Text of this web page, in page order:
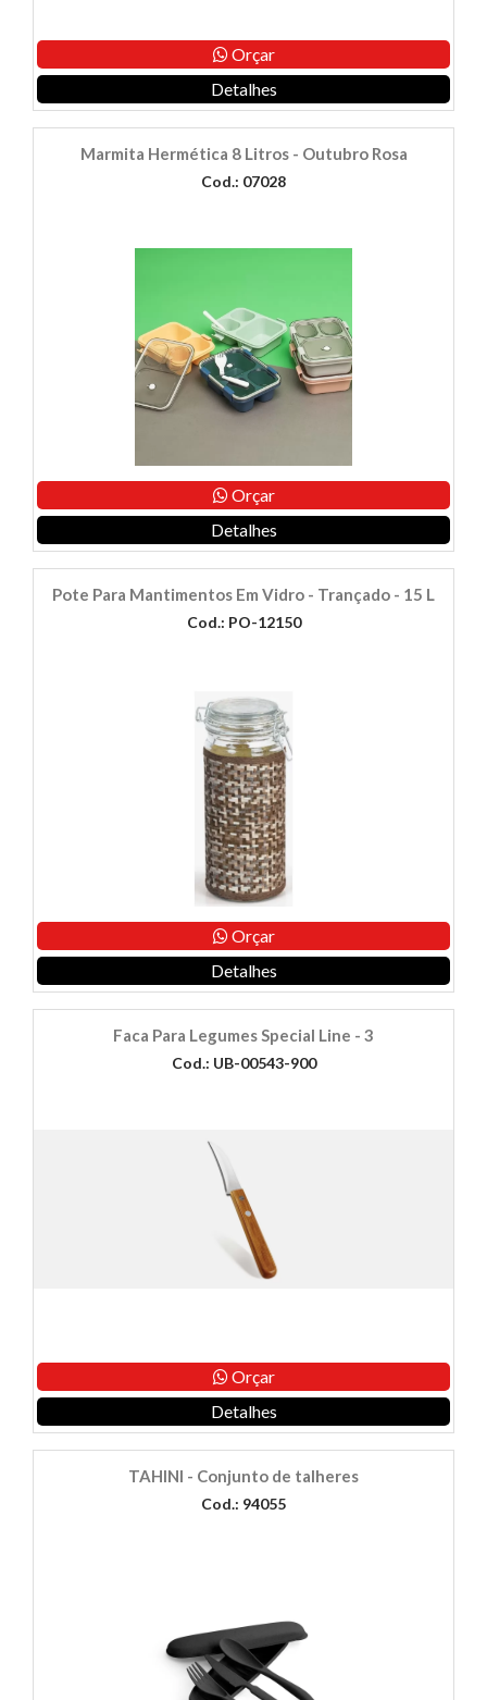
Orçar
Detalhes
Marmita Hermética 8 Litros - Outubro Rosa
Cod.: 07028
Orçar
Detalhes
Pote Para Mantimentos Em Vidro - Trançado - 15 L
Cod.: PO-12150
Orçar
Detalhes
Faca Para Legumes Special Line - 3
Cod.: UB-00543-900
Orçar
Detalhes
TAHINI - Conjunto de talheres
Cod.: 94055